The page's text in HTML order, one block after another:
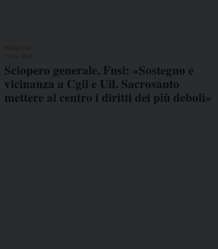
INIZIATIVE
Sciopero generale, Fnsi: «Sostegno e
vicinanza a Cgil e Uil. Sacrosanto
mettere al centro i diritti dei più deboli»